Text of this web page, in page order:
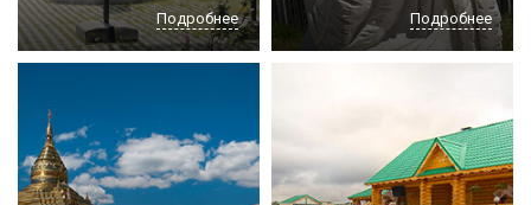
Подробнее
Подробнее